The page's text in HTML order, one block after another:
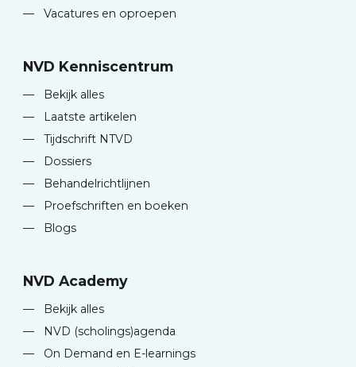
—
Vacatures en oproepen
NVD Kenniscentrum
—
Bekijk alles
—
Laatste artikelen
—
Tijdschrift NTVD
—
Dossiers
—
Behandelrichtlijnen
—
Proefschriften en boeken
—
Blogs
NVD Academy
—
Bekijk alles
—
NVD (scholings)agenda
—
On Demand en E-learnings